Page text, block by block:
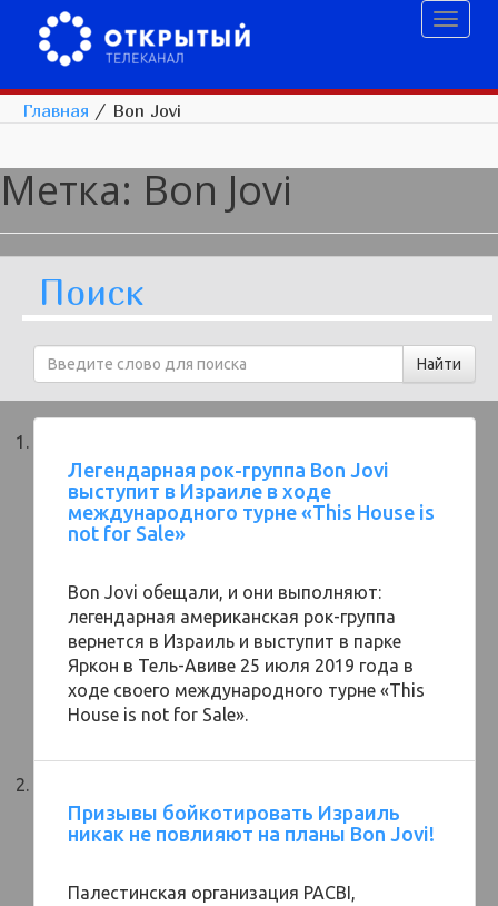
Главная / Bon Jovi
Метка: Bon Jovi
Поиск
Легендарная рок-группа Bon Jovi
выступит в Израиле в ходе
международного турне «This House is
not for Sale»
Bon Jovi обещали, и они выполняют:
легендарная американская рок-группа
вернется в Израиль и выступит в парке
Яркон в Тель-Авиве 25 июля 2019 года в
ходе своего международного турне «This
House is not for Sale».
Призывы бойкотировать Израиль
никак не повлияют на планы Bon Jovi!
Палестинская организация PACBI,